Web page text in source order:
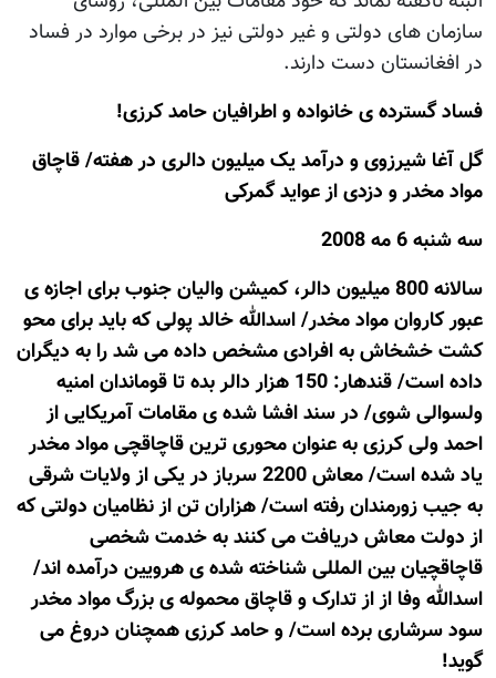
سازمان های دولتی و غير دولتی نيز در برخی موارد در فساد
در افغانستان دست دارند.
فساد گسترده ی خانواده و اطرافيان حامد کرزی!
گل آغا شيرزوی و درآمد يک ميليون دالری در هفته/ قاچاق
مواد مخدر و دزدی از عوايد گمرکی
سه شنبه 6 مه 2008
سالانه 800 ميليون دالر، کميشن واليان جنوب برای اجازه ی
عبور کاروان مواد مخدر/ اسدالله خالد پولی که بايد برای محو
کشت خشخاش به افرادی مشخص داده می شد را به ديگران
داده است/ قندهار: 150 هزار دالر بده تا قوماندان امنيه
ولسوالی شوی/ در سند افشا شده ی مقامات آمريکايی از
احمد ولی کرزی به عنوان محوری ترين قاچاقچی مواد مخدر
ياد شده است/ معاش 2200 سرباز در يکی از ولايات شرقی
به جيب زورمندان رفته است/ هزاران تن از نظاميان دولتی که
از دولت معاش دريافت می کنند به خدمت شخصی
قاچاقچيان بين المللی شناخته شده ی هرويين درآمده اند/
اسدالله وفا از از تدارک و قاچاق محموله ی بزرگ مواد مخدر
سود سرشاری برده است/ و حامد کرزی همچنان دروغ می
گويد!